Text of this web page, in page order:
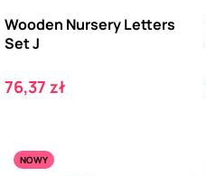
Wooden Nursery Letters
Set J
Cena
76,37 zł
NOWY